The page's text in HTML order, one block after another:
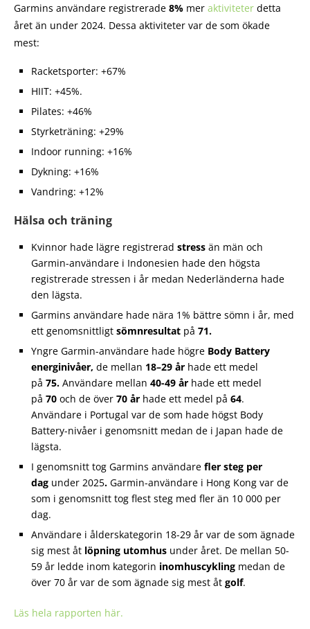
Garmins användare registrerade 8% mer aktiviteter detta
året än under 2024. Dessa aktiviteter var de som ökade
mest:
Racketsporter: +67%
HIIT: +45%.
Pilates: +46%
Styrketräning: +29%
Indoor running: +16%
Dykning: +16%
Vandring: +12%
Hälsa och träning
Kvinnor hade lägre registrerad stress än män och
Garmin-användare i Indonesien hade den högsta
registrerade stressen i år medan Nederländerna hade
den lägsta.
Garmins användare hade nära 1% bättre sömn i år, med
ett genomsnittligt sömnresultat på 71.
Yngre Garmin-användare hade högre Body Battery
energinivåer, de mellan 18–29 år hade ett medel
på 75. Användare mellan 40-49 år hade ett medel
på 70 och de över 70 år hade ett medel på 64.
Användare i Portugal var de som hade högst Body
Battery-nivåer i genomsnitt medan de i Japan hade de
lägsta.
I genomsnitt tog Garmins användare fler steg per
dag under 2025. Garmin-användare i Hong Kong var de
som i genomsnitt tog flest steg med fler än 10 000 per
dag.
Användare i ålderskategorin 18-29 år var de som ägnade
sig mest åt löpning utomhus under året. De mellan 50-
59 år ledde inom kategorin inomhuscykling medan de
över 70 år var de som ägnade sig mest åt golf.
Läs hela rapporten här.